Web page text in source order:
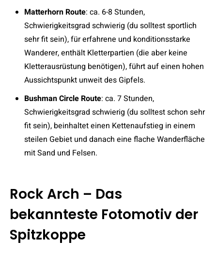
Matterhorn Route: ca. 6-8 Stunden,
Schwierigkeitsgrad schwierig (du solltest sportlich
sehr fit sein), für erfahrene und konditionsstarke
Wanderer, enthält Kletterpartien (die aber keine
Kletterausrüstung benötigen), führt auf einen hohen
Aussichtspunkt unweit des Gipfels.
Bushman Circle Route: ca. 7 Stunden,
Schwierigkeitsgrad schwierig (du solltest schon sehr
fit sein), beinhaltet einen Kettenaufstieg in einem
steilen Gebiet und danach eine flache Wanderfläche
mit Sand und Felsen.
Rock Arch – Das
bekannteste Fotomotiv der
Spitzkoppe